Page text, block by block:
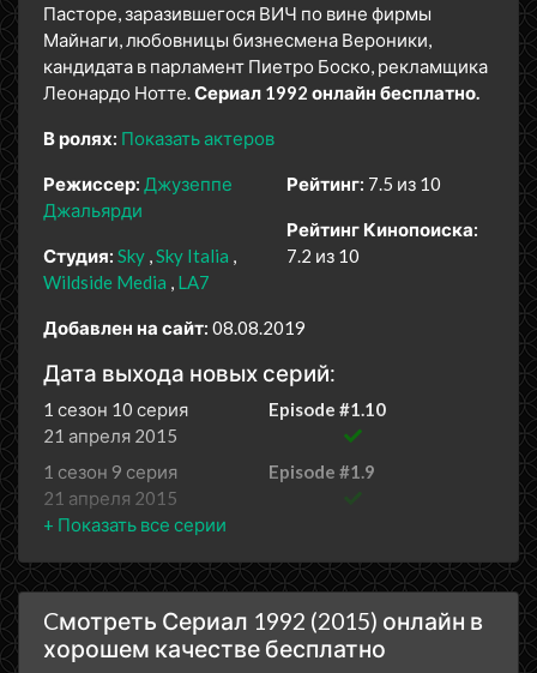
Пасторе, заразившегося ВИЧ по вине фирмы
Майнаги, любовницы бизнесмена Вероники,
кандидата в парламент Пиетро Боско, рекламщика
Леонардо Нотте.Сериал 1992 онлайн бесплатно.
В ролях: Показать актеров
Режиссер: Джузеппе
Джальярди
Студия: Sky Sky Italia
Wildside Media
LA7
Рейтинг: 7.5 из 10
Рейтинг Кинопоиска:
7.2 из 10
Добавлен на сайт: 08.08.2019
Дата выхода новых серий:
1 сезон 10 серия
Episode #1.10
21 апреля 2015
1 сезон 9 серия
Episode #1.9
21 апреля 2015
1 сезон 8 серия
14 апреля 2015
1 сезон 7 серия
Episode #1.7
14 апреля 2015
1 сезон 6 серия
Episode #1.6
Cмотреть Сериал 1992 (2015) онлайн в
хорошем качестве бесплатно